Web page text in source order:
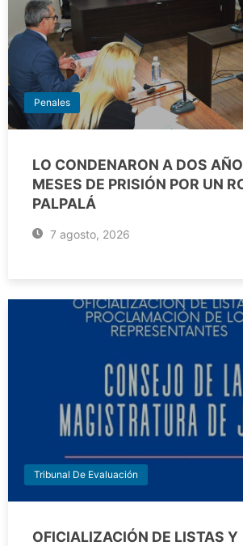
Penales
LO CONDENARON A DOS
MESES DE PRISIÓN POR UN
PALPALÁ
7 agosto, 2026
Tribunal De Evaluación
OFICIALIZACIÓN DE LISTAS Y